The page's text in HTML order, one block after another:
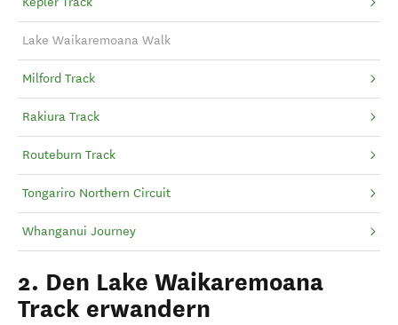
Lake Waikaremoana Walk
Milford Track
Rakiura Track
Routeburn Track
Tongariro Northern Circuit
Whanganui Journey
2. Den Lake Waikaremoana
Track erwandern